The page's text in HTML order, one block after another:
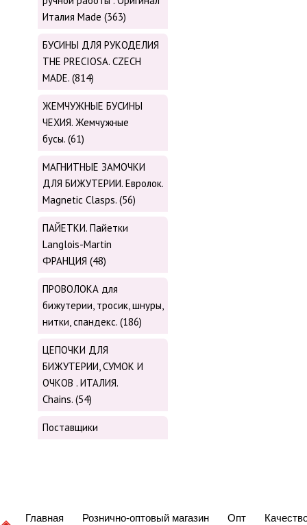
Италия Made (363)
БУСИНЫ ДЛЯ РУКОДЕЛИЯ
THE PRECIOSA. CZECH
MADE. (814)
ЖЕМЧУЖНЫЕ БУСИНЫ
ЧЕХИЯ. Жемчужные
бусы. (61)
МАГНИТНЫЕ ЗАМОЧКИ
ДЛЯ БИЖУТЕРИИ. Евролок.
Magnetic Сlasps. (56)
ПАЙЕТКИ. Пайетки
Langlois-Martin
ФРАНЦИЯ (48)
ПРОВОЛОКА для
бижутерии, тросик, шнуры,
нитки, cпандекс. (186)
ЦЕПОЧКИ ДЛЯ
БИЖУТЕРИИ, СУМОК И
ОЧКОВ . ИТАЛИЯ.
Chains. (54)
Поставщики
Главная Рознично-оптовый магазин Опт